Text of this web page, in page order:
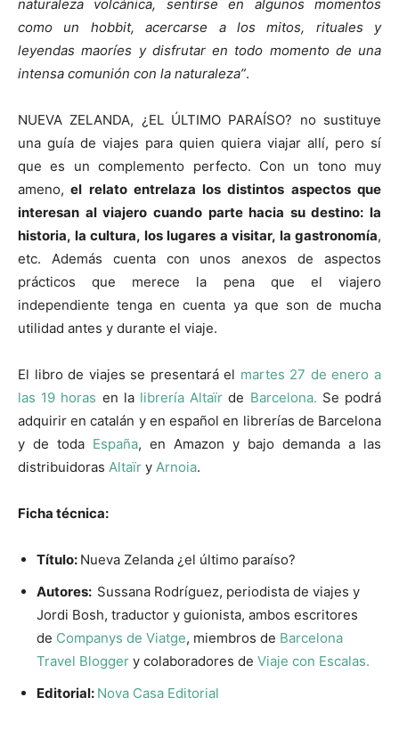
naturaleza volcánica, sentirse en algunos momentos
como un hobbit, acercarse a los mitos, rituales y
leyendas maoríes y disfrutar en todo momento de una
intensa comunión con la naturaleza”.
NUEVA ZELANDA, ¿EL ÚLTIMO PARAÍSO? no sustituye
una guía de viajes para quien quiera viajar allí, pero sí
que es un complemento perfecto. Con un tono muy
ameno, el relato entrelaza los distintos aspectos que
interesan al viajero cuando parte hacia su destino: la
historia, la cultura, los lugares a visitar, la gastronomía,
etc. Además cuenta con unos anexos de aspectos
prácticos que merece la pena que el viajero
independiente tenga en cuenta ya que son de mucha
utilidad antes y durante el viaje.
El libro de viajes se presentará el martes 27 de enero a
las 19 horas en la librería Altaïr de Barcelona. Se podrá
adquirir en catalán y en español en librerías de Barcelona
y de toda España, en Amazon y bajo demanda a las
distribuidoras Altaïr y Arnoia.
Ficha técnica:
Título: Nueva Zelanda ¿el último paraíso?
Autores: Sussana Rodríguez, periodista de viajes y
Jordi Bosh, traductor y guionista, ambos escritores
de Companys de Viatge, miembros de Barcelona
Travel Blogger y colaboradores de Viaje con Escalas.
Editorial: Nova Casa Editorial